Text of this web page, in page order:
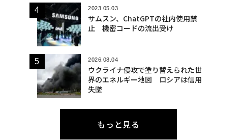
2023.05.03
サムスン、ChatGPTの社内使用禁
止 機密コードの流出受け
2026.08.04
ウクライナ侵攻で塗り替えられた世
界のエネルギー地図 ロシアは信用
失墜
もっと見る